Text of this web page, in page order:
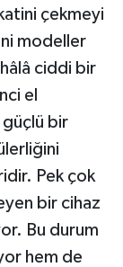
çekmeyi
modeller
ciddi bir
el
güçlü bir
Pek çok
bir cihaz
Bu durum
hem de